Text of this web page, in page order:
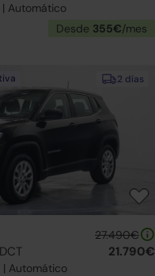
| Automático
Desde 355€/mes
2 días
| Automático
27.490€
21.790€